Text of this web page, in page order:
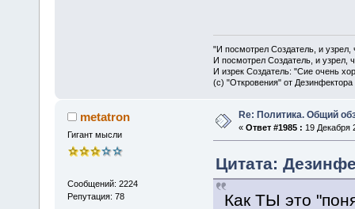
"И посмотрел Создатель, и
И посмотрел Создатель, и узрел,
И изрек Создатель: "Сие очень
(с) "Откровения" от Дезинфектора
metatron
Гигант мысли
Сообщений: 2224
Репутация: 78
Re: Политика. Общий
« Ответ #1985 : 19 Декабря
Цитата:
Как ТЫ это